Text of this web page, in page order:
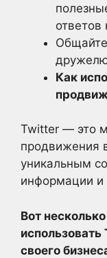
ответов
Как
Twitter — это
продвижения
уникальным
информации и
Вот
своего